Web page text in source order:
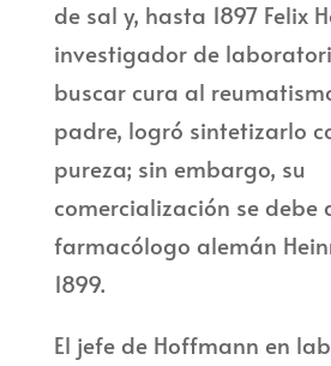
de sal y, hasta 1897 Felix
investigador de
buscar cura al
padre, logró sintetizarlo
pureza; sin embargo, su
comercialización se debe
farmacólogo alemán
1899.
El jefe de Hoffmann en